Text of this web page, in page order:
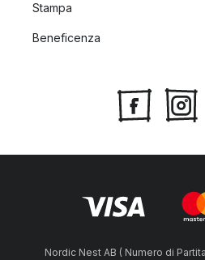
Stampa
Beneficenza
Nordic Nest AB ( Numero di